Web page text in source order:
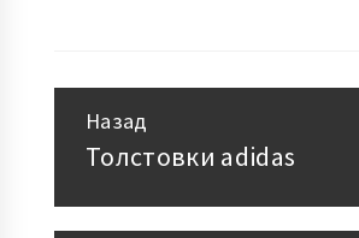
Навигация
по
Назад
Предыдущая
Толстовки adidas